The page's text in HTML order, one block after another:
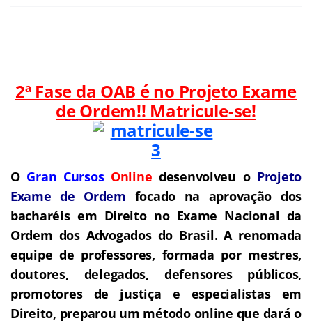
2ª Fase da OAB é no Projeto Exame
de Ordem!! Matricule-se!
O Gran Cursos Online desenvolveu o Projeto
Exame de Ordem focado na aprovação dos
bacharéis em Direito no Exame Nacional da
Ordem dos Advogados do Brasil. A renomada
equipe de professores, formada por mestres,
doutores, delegados, defensores públicos,
promotores de justiça e especialistas em
Direito, preparou um método online que dará o